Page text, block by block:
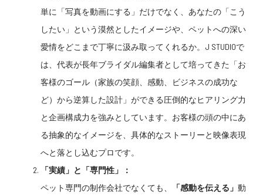
単に「写真を動画にする」だけでなく、あなたの「こう
したい」という漠然としたイメージや、ペットへの深い
愛情をどこまで丁寧に汲み取ってくれるか。J STUDIOで
は、代表が長年ブライダル編集者として培ってきた「お
客様のゴール（家族の笑顔、感動、ビジネスの成功な
ど）から逆算した設計」ができる圧倒的なヒアリング力
と企画構成力を強みとしています。お客様の頭の中にあ
る抽象的なイメージを、具体的なストーリーと映像表現
へと落とし込むプロです。
「実績」と「専門性」：
ペット専門の制作会社でなくても、
「感動を伝える」動